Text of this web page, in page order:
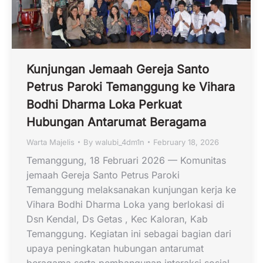
Kunjungan Jemaah Gereja Santo
Petrus Paroki Temanggung ke Vihara
Bodhi Dharma Loka Perkuat
Hubungan Antarumat Beragama
Warta Majelis By walubi_4dm1n February 18, 2026
Temanggung, 18 Februari 2026 — Komunitas
jemaah Gereja Santo Petrus Paroki
Temanggung melaksanakan kunjungan kerja ke
Vihara Bodhi Dharma Loka yang berlokasi di
Dsn Kendal, Ds Getas , Kec Kaloran, Kab
Temanggung. Kegiatan ini sebagai bagian dari
upaya peningkatan hubungan antarumat